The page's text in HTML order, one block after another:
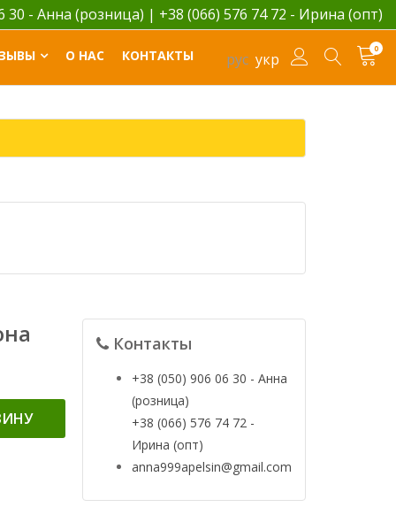
30 - Анна (розница) | +38 (066) 576 74 72 - Ирина (опт)
рус укр
0
О НАС КОНТАКТЫ
Контакты
+38 (050) 906 06 30 - Анна
(розница)
+38 (066) 576 74 72 -
Ирина (опт)
anna999apelsin@gmail.com